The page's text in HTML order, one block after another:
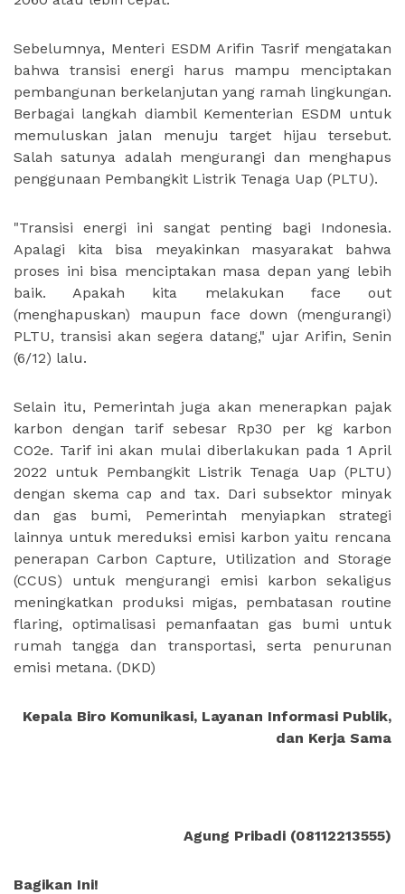
Sebelumnya, Menteri ESDM Arifin Tasrif mengatakan
bahwa transisi energi harus mampu menciptakan
pembangunan berkelanjutan yang ramah lingkungan.
Berbagai langkah diambil Kementerian ESDM untuk
memuluskan jalan menuju target hijau tersebut.
Salah satunya adalah mengurangi dan menghapus
penggunaan Pembangkit Listrik Tenaga Uap (PLTU).
"Transisi energi ini sangat penting bagi Indonesia.
Apalagi kita bisa meyakinkan masyarakat bahwa
proses ini bisa menciptakan masa depan yang lebih
baik. Apakah kita melakukan face out
(menghapuskan) maupun face down (mengurangi)
PLTU, transisi akan segera datang," ujar Arifin, Senin
(6/12) lalu.
Selain itu, Pemerintah juga akan menerapkan pajak
karbon dengan tarif sebesar Rp30 per kg karbon
CO2e. Tarif ini akan mulai diberlakukan pada 1 April
2022 untuk Pembangkit Listrik Tenaga Uap (PLTU)
dengan skema cap and tax. Dari subsektor minyak
dan gas bumi, Pemerintah menyiapkan strategi
lainnya untuk mereduksi emisi karbon yaitu rencana
penerapan Carbon Capture, Utilization and Storage
(CCUS) untuk mengurangi emisi karbon sekaligus
meningkatkan produksi migas, pembatasan routine
flaring, optimalisasi pemanfaatan gas bumi untuk
rumah tangga dan transportasi, serta penurunan
emisi metana. (DKD)
Kepala Biro Komunikasi, Layanan Informasi Publik,
dan Kerja Sama
Agung Pribadi (08112213555)
Bagikan Ini!